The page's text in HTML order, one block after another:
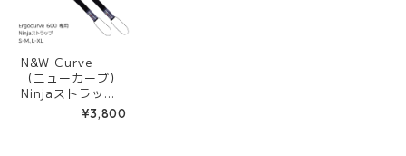
N&W Curve
（ニューカーブ）
Ninjaストラップ
¥3,800